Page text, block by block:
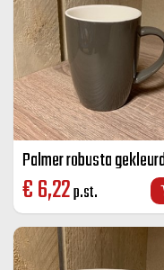
€6,22p.st.